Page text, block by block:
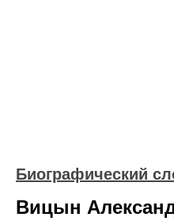
Биографический
Вицын